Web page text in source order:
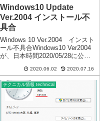
Windows10 Update
Ver.2004 インストール不
具合
Windows 10 Ver.2004 インスト
ール不具合Windows10 Ver2004
が、日本時間2020/05/28に公開
の端末で確認した不具合の情報
です。コメントそれぞれ違う種
類のパソコン7台でアップ...
2020.06.02 2020.07.16
テクニカル情報 technical